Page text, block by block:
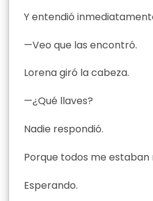
Y entendió
—Veo que las encontró.
Lorena giró la cabeza.
—¿Qué llaves?
Nadie respondió.
Porque todos me estaban
Esperando.